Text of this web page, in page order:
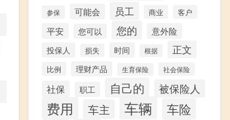
参保 可能会 员工 商业 客户
平安 您可以 您的 意外险
投保人 损失 时间 根据 正文
比例 理财产品 生育保险 社会保险
社保 职工 自己的 被保险人
费用 车主 车辆 车险